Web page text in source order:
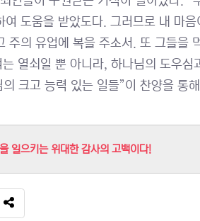
도움을 받았도다. 그러므로 내 마음
의 유업에 복을 주소서. 또 그들을
열쇠일 뿐 아니라, 하나님의 도우심
크고 능력 있는 일들”이 찬양을 통
일으키는 위대한 감사의 고백이다!